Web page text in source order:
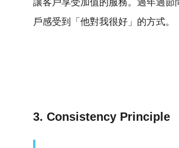
戶感受到「他對我很好」的方式。
3. Consistency Principle